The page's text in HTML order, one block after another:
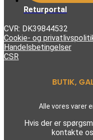
Returportal
CVR: DK39844532
Cookie- og
Handelsbetingelser
CSR
BUTIK,
Alle vores varer
Hvis der er
kontakte